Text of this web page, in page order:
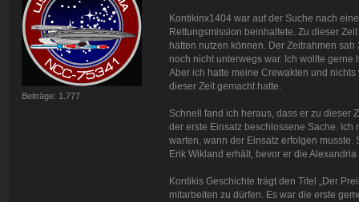
Beiträge: 1.777
Kontikinx1404 war auf der Suche nach
Rettungsmission beinhaltete. Zu dieser
hätten nutzen können. Der Zeitrahmen
noch nicht unterwegs war. Ich wollte
Aber ich hatte meine Crewakten und
dieser Zeit gemacht hatte.
Schnell fand ich heraus, dass er zu dieser
der erste Einsatz beschlossene Sache. Ich
warten, wann der Einsatz erfolgen
Erik Wikland erhält, bevor er die
Kontikis Geschichte trägt den Titel „Der
mitarbeiten zu dürfen. Es war die erste